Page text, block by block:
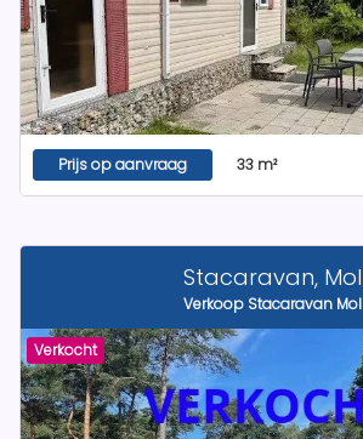
Prijs op aanvraag 33 m²
Stacaravan, Mol
Verkoop Stacaravan Mol
Verkocht